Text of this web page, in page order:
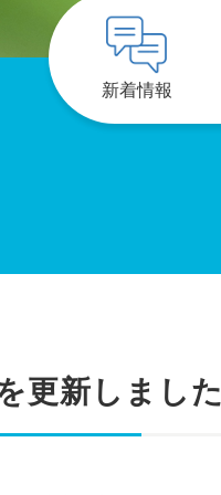
新着情報
更新しました